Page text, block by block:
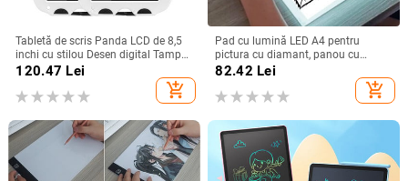
Tabletă de scris Panda LCD de 8,5
inchi cu stilou Desen digital Tampă
electronică de scris de mână Placă
120.47 Lei
add_shopping_cart
Pad cu lumină LED A4 pentru
pictura cu diamant, panou cu
lumină alimentat prin USB Tabletă
grafică digitală pentru panou
pentru desen pentru tabla de
82.42 Lei
add_shopping_cart